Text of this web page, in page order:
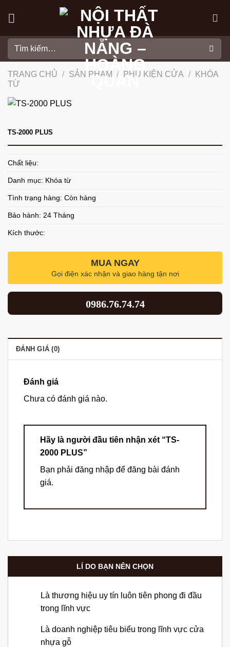
kiếm:
TRANG CHỦ / SẢN PHẨM / PHỤ KIỆN CỬA /
KHÓA
TỪ
TS-2000 PLUS
Chất liệu:
Danh mục: Khóa từ
Tình trạng hàng: Còn hàng
Bảo hành: 24 Tháng
Kích thước:
MUA NGAY
Gọi điện xác nhận và giao hàng tận nơi
0986.76.74.74
ĐÁNH GIÁ (0)
Đánh giá
Chưa có đánh giá nào.
Hãy là người đầu tiên nhận xét “TS-
2000 PLUS”
Bạn phải đăng nhập để đăng bài đánh
giá.
LÍ DO BẠN NÊN CHỌN
Là thương hiệu uy tín luôn tiên phong đi đầu
trong lĩnh vực
Là doanh nghiệp tiêu biểu trong lĩnh vực cửa
nhựa gỗ